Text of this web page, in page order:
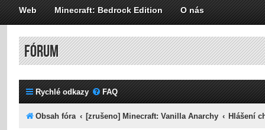
Web Minecraft: Bedrock Edition O nás
FÓRUM
Rychlé odkazy FAQ
Obsah fóra [zrušeno] Minecraft: Vanilla Anarchy Hlášení